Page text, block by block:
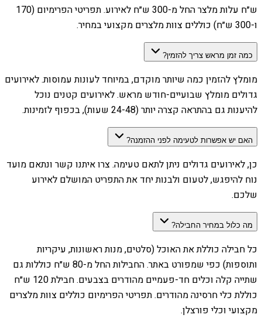
ש״ח עלות מלצר החל מ-300 ש״ח לאירוע. תפריטי הפרימיום (170
ו-300 ש״ח) כוללים צוות מלצרים מקצועי במחיר.
כמה זמן מראש צריך להזמין?
מומלץ להזמין כמה שיותר מוקדם, במיוחד לעונות עמוסות. לאירועים
גדולים מומלץ שבועיים-חודש מראש. לאירועים קטנים נוכל
להיענות גם בהתראה קצרה יותר (24-48 שעות), בכפוף לזמינות.
האם יש אפשרות לטעימה לפני ההזמנה?
כן, לאירועים גדולים ניתן לתאם טעימה. צרו איתנו קשר ונתאם מועד
נוח להיפגש, לטעום ולבנות יחד את התפריט המושלם לאירוע
שלכם.
מה כלול במחיר החבילה?
כל חבילה כוללת את האוכל (סלטים, מנות ראשונות, עיקריות
ותוספות) כפי שמפורט באתר. החבילות החל מ-80 ש״ח כוללות גם
שתייה קלה וכלים חד-פעמיים מהודרים בצבעים. חבילת 120 ש״ח
כוללת כלי חרסינה מהודרים. תפריטי הפרימיום כוללים צוות מלצרים
מקצועי וכלי פורצלן.